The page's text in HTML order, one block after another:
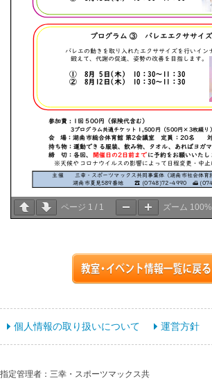
ページ 1 / 1 ズーム 100%
個人情報の取り扱いについて 運営方針
指定管理者：三幸・スポーツマックス共